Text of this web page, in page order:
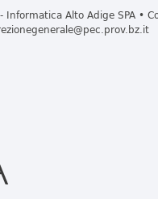
Alto Adige SPA •